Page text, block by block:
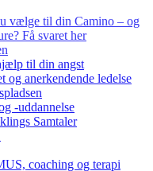
vælge til din Camino – og
Få svaret her
til din angst
og anerkendende ledelse
-uddannelse
Samtaler
coaching og terapi